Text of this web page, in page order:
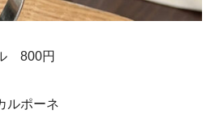
800円
ルポーネ